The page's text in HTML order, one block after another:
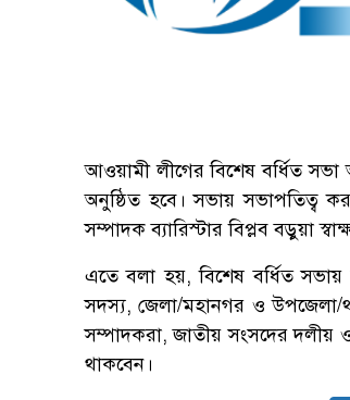
আওয়ামী লীগের বিশেষ বর্ধিত সভা
অনুষ্ঠিত হবে। সভায় সভাপতিত্ব
সম্পাদক ব্যারিস্টার বিপ্লব বড়ুয়া
এতে বলা হয়, বিশেষ বর্ধিত সভায়
সদস্য, জেলা/মহানগর ও উপজেলা/
সম্পাদকরা, জাতীয় সংসদের দলীয়
থাকবেন।